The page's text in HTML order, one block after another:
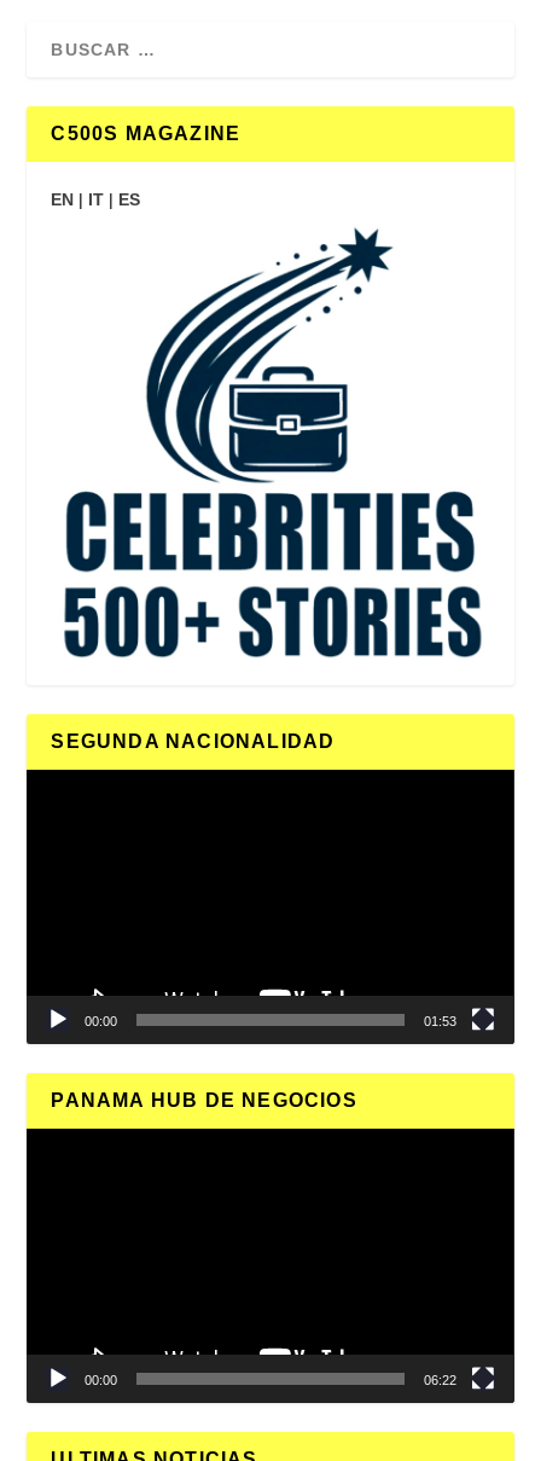
C500S MAGAZINE
EN | IT | ES
SEGUNDA NACIONALIDAD
00:00 01:53
PANAMA HUB DE NEGOCIOS
00:00 06:22